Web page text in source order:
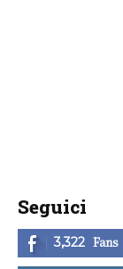
Seguici
3,322 Fans